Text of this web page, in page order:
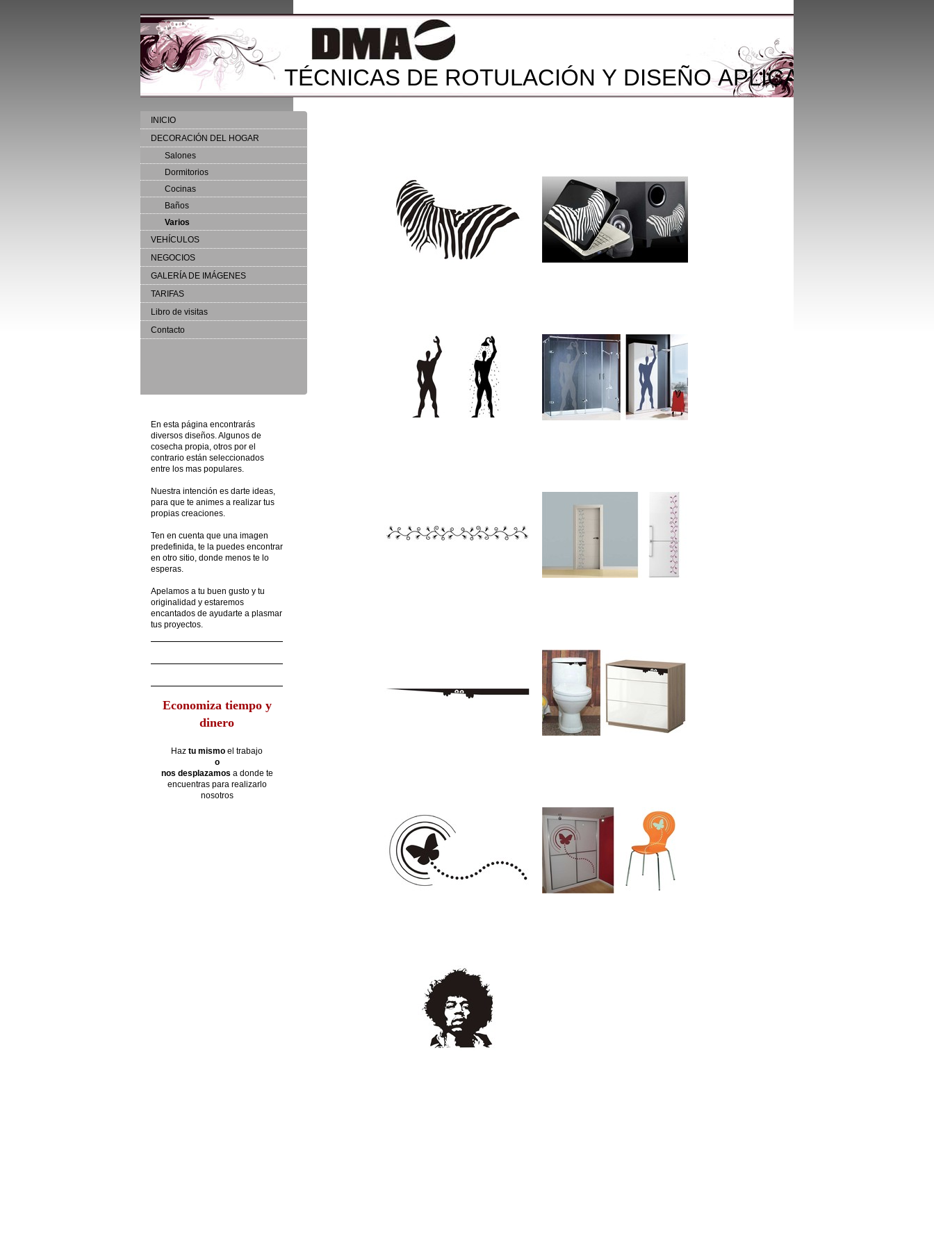
TÉCNICAS DE ROTULACIÓN Y DISEÑO APLICADAS
INICIO
DECORACIÓN DEL HOGAR
Salones
Dormitorios
Cocinas
Baños
Varios
VEHÍCULOS
NEGOCIOS
GALERÍA DE IMÁGENES
TARIFAS
Libro de visitas
Contacto
En esta página encontrarás
diversos diseños. Algunos de
cosecha propia, otros por el
contrario están seleccionados
entre los mas populares.
Nuestra intención es darte ideas,
para que te animes a realizar tus
propias creaciones.
Ten en cuenta que una imagen
predefinida, te la puedes encontrar
en otro sitio, donde menos te lo
esperas.
Apelamos a tu buen gusto y tu
originalidad y estaremos
encantados de ayudarte a plasmar
tus proyectos.
Economiza tiempo y
dinero
Haz tu mismo el trabajo
o
nos desplazamos a donde te
encuentras para realizarlo
nosotros